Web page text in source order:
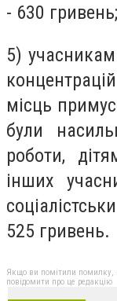
- 630 гривень;
5)
місць
були
роботи,
інших
525 гривень.
Якщо ви помітили помилку,
повідомити про це редакцію